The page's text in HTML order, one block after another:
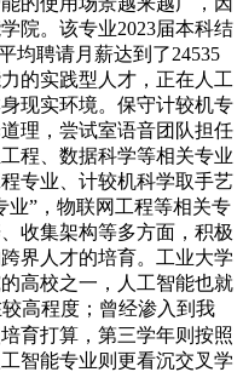
院。该专业2023届本科结
均聘请月薪达到了24535
的实践型人才，正在人工
现实环境。保守计较机专
理，尝试室语音团队担任
程、数据科学等相关专业
专业、计较机科学取手艺
业”，物联网工程等相关专
收集架构等多方面，积极
界人才的培育。工业大学
高校之一，人工智能也就
高程度；曾经渗入到我
育打算，第三学年则按照
智能专业则更看沉交叉学